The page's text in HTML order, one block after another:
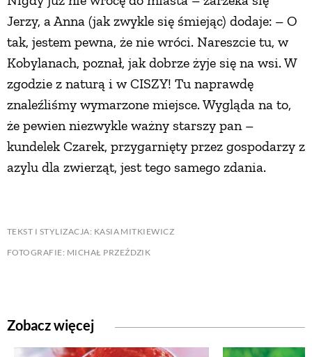
Jerzy, a Anna (jak zwykle się śmiejąc) dodaje: – O
tak, jestem pewna, że nie wróci. Nareszcie tu, w
Kobylanach, poznał, jak dobrze żyje się na wsi. W
zgodzie z naturą i w CISZY! Tu naprawdę
znaleźliśmy wymarzone miejsce. Wygląda na to,
że pewien niezwykle ważny starszy pan –
kundelek Czarek, przygarnięty przez gospodarzy z
azylu dla zwierząt, jest tego samego zdania.
TEKST I STYLIZACJA: KASIA MITKIEWICZ
FOTOGRAFIE: MICHAŁ PRZEŹDZIK
Zobacz więcej